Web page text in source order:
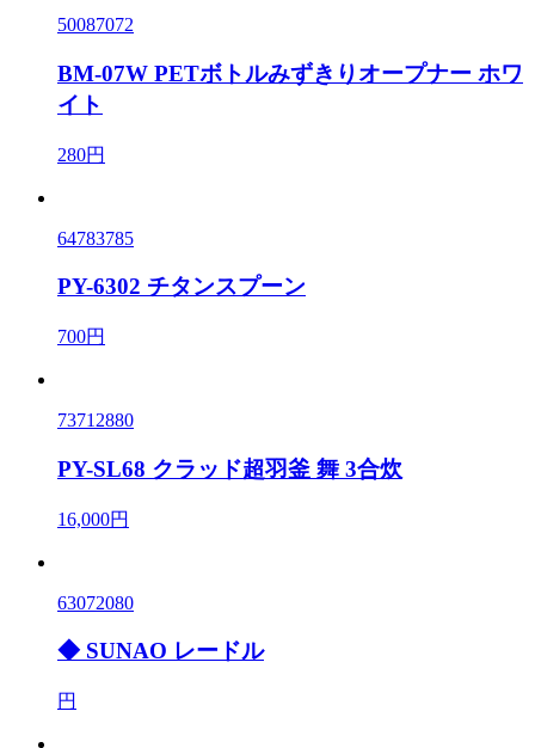
50087072
BM-07W PETボトルみずきりオープナー ホワ
イト
280円
64783785
PY-6302 チタンスプーン
700円
73712880
PY-SL68 クラッド超羽釜 舞 3合炊
16,000円
63072080
◆ SUNAO レードル
円